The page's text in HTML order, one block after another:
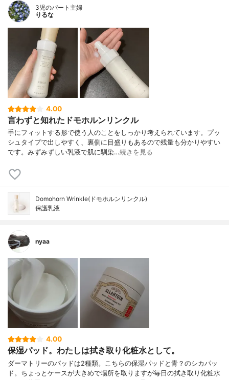
3児のパート主婦
りるな
4.00
言わずと知れたドモホルンリンクル
手にフィットする形で使う人のことをしっかり考えられています。プッ
シュタイプで出しやすく、裏側に目盛りもあるので残量も分かりやすい
です。みずみずしい乳液で肌に馴染…続きを見る
Domohorn Wrinkle(ドモホルンリンクル)
保護乳液
nyaa
4.00
保湿パッド。わたしは拭き取り化粧水として。
ダーマトリーのパッドは2種類。こちらの保湿パッドと青？のシカパッ
ド。ちょっとケースが大きめで場所を取りますが毎日の拭き取り化粧水